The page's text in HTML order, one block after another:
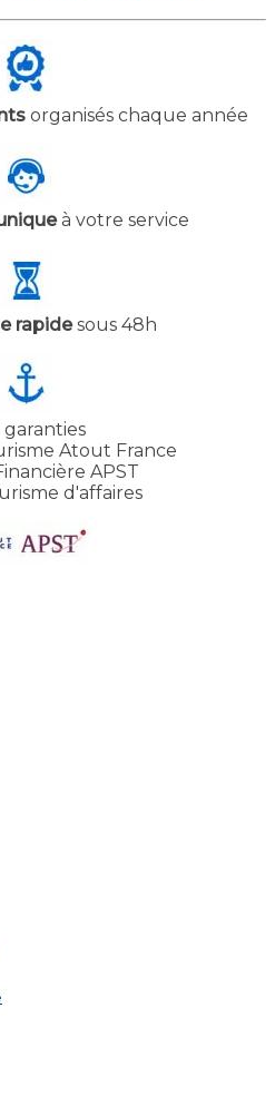
organisés chaque année
à votre service
rapidesous 48h
garanties
Atout France
APST
d'affaires